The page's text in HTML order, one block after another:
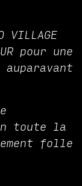
pour une
auparavant
toute la
folle